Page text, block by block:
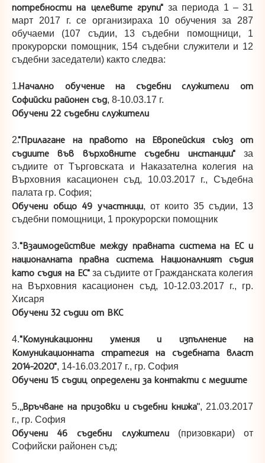
потребности на целевите групи" за периода 1 – 31
март 2017 г. се организираха 10 обучения за 287
обучаеми (107 съдии, 13 съдебни помощници, 1
прокурорски помощник, 154 съдебни служители и 12
съдебни заседатели) както следва:
1.Начално обучение на съдебни служители от
Софийски районен съд, 8-10.03.17 г.
Обучени 22 съдебни служители
2."Прилагане на правото на Европейския съюз от
съдиите във върховните съдебни инстанции" за
съдиите от Търговската и Наказателна колегия на
Върховния касационен съд, 10.03.2017 г., Съдебна
палата гр. София;
Обучени общо 49 участници, от които 35 съдии, 13
съдебни помощници, 1 прокурорски помощник
3."Взаимодействие между правната система на ЕС и
националната правна система. Националният съдия
като съдия на ЕС"за съдиите от Гражданската колегия
на Върховния касационен съд, 10-12.03.2017 г., гр.
Хисаря
Обучени 32 съдии от ВКС
4."Комуникационни умения и изпълнение на
Комуникационната стратегия на съдебната власт
2014-2020", 14-16.03.2017 г., гр. София
Обучени 15 съдии, определени за контакти с медиите
5.„Връчване на призовки и съдебни книжа”, 21.03.2017
г., гр. София
Обучени 46 съдебни служители(призовкари) от
Софийски районен съд;